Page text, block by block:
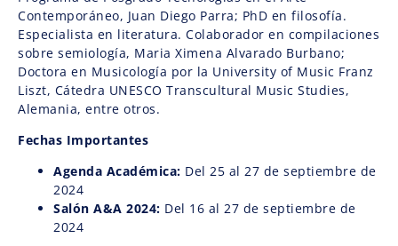
Contemporáneo, Juan Diego Parra; PhD en filosofía.
Especialista en literatura. Colaborador en compilaciones
sobre semiología, Maria Ximena Alvarado Burbano;
Doctora en Musicología por la University of Music Franz
Liszt, Cátedra UNESCO Transcultural Music Studies,
Alemania, entre otros.
Fechas Importantes
Agenda Académica: Del 25 al 27 de septiembre de
2024
Salón A&A 2024: Del 16 al 27 de septiembre de
2024